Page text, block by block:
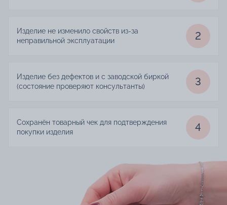
Изделие не изменило свойств из-за
неправильной эксплуатации
2
Изделие без дефектов и с заводской биркой
(состояние проверяют консультанты)
3
Сохранён товарный чек для подтверждения
покупки изделия
4